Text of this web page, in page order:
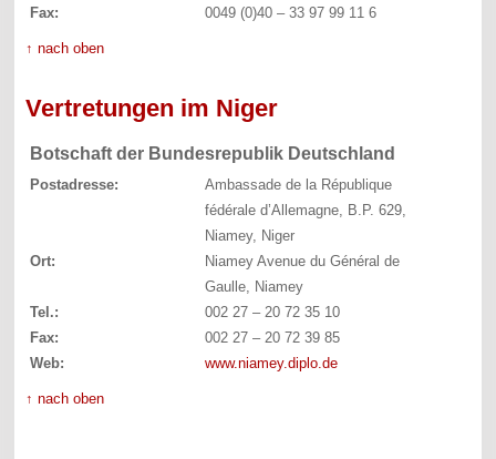
Fax:
0049 (0)40 – 33 97 99 11 6
↑ nach oben
Vertretungen im Niger
Botschaft der Bundesrepublik Deutschland
Postadresse:
Ambassade de la République
fédérale d’Allemagne, B.P. 629,
Niamey, Niger
Ort:
Niamey Avenue du Général de
Gaulle, Niamey
Tel.:
002 27 – 20 72 35 10
Fax:
002 27 – 20 72 39 85
Web:
www.niamey.diplo.de
↑ nach oben